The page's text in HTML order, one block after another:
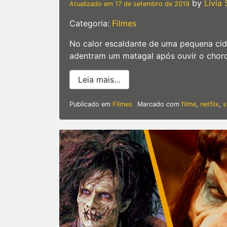
Atualizado em 17 de setembro de 2019 by Lívia
Categoria: Filmes
No calor escaldante de uma pequena
adentram um matagal após ouvir o
Leia mais…
Publicado em Filmes Marcado com filme, netflix,